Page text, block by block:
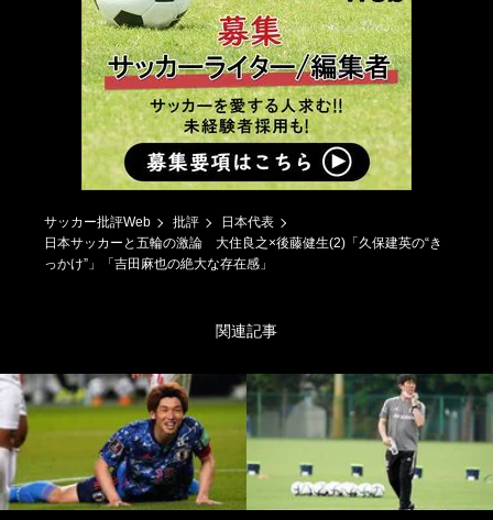
サッカー批評Web 批評
日本代表
日本サッカーと五輪の激論 大住良之×後藤健生(2)「久保建英の“き
っかけ”」「吉田麻也の絶大な存在感」
関連記事